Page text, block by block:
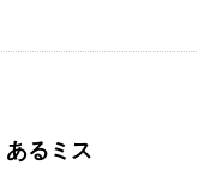
るミス